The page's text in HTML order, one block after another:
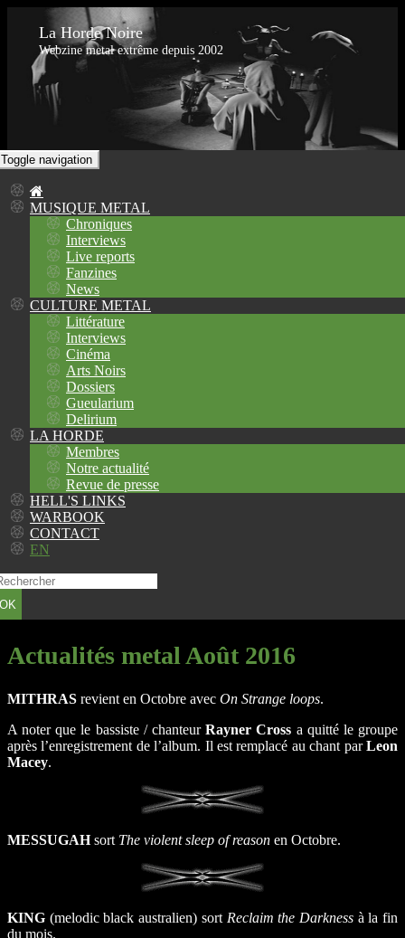
La Horde Noire
Webzine metal extrême depuis 2002
Toggle navigation
MUSIQUE METAL
Chroniques
Interviews
Live reports
Fanzines
News
CULTURE METAL
Littérature
Interviews
Cinéma
Arts Noirs
Dossiers
Gueularium
Delirium
LA HORDE
Membres
Notre actualité
Revue de presse
HELL'S LINKS
WARBOOK
CONTACT
EN
OK
Actualités metal Août 2016
MITHRAS revient en Octobre avec On Strange loops.
A noter que le bassiste / chanteurRayner Cross a quitté le groupe
après l’enregistrement de l’album. Il est remplacé au chant parLeon
Macey.
MESSUGAHsort The violent sleep of reason en Octobre.
KING (melodic black australien) sort Reclaim the Darknessà la fin
du mois.